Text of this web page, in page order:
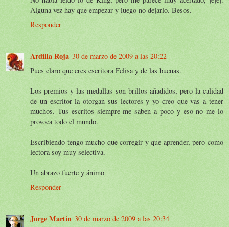
Alguna vez hay que empezar y luego no dejarlo. Besos.
Responder
Ardilla Roja 30 de marzo de 2009 a las 20:22
Pues claro que eres escritora Felisa y de las buenas.
Los premios y las medallas son brillos añadidos, pero la calidad
de un escritor la otorgan sus lectores y yo creo que vas a tener
muchos. Tus escritos siempre me saben a poco y eso no me lo
provoca todo el mundo.
Escribiendo tengo mucho que corregir y que aprender, pero como
lectora soy muy selectiva.
Un abrazo fuerte y ánimo
Responder
Jorge Martin 30 de marzo de 2009 a las 20:34